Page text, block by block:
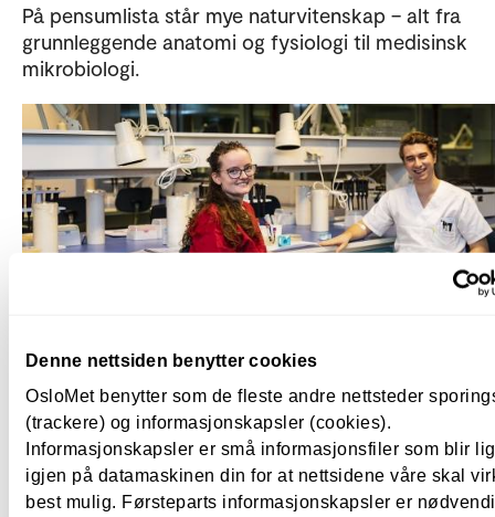
Denne nettsiden benytter cookies
OsloMet benytter som de fleste andre nettsteder
(trackere) og informasjonskapsler (cookies).
Informasjonskapsler er små informasjonsfiler som blir
igjen på datamaskinen din for at nettsidene våre skal
best mulig. Førsteparts informasjonskapsler er
På pensumlista står mye naturvitenskap – alt fra
grunnleggende anatomi og fysiologi til medisinsk
mikrobiologi.
gleder seg over at de kan gå rett ut i jobb.
Rom for å stille spørsmål